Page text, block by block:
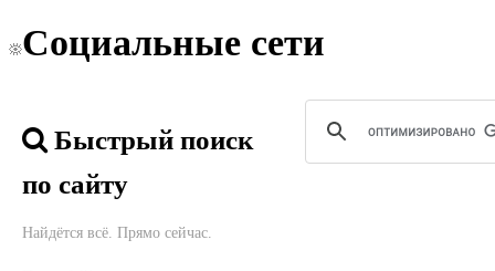
Социальные сети
Быстрый поиск
по сайту
Найдётся всё. Прямо сейчас.